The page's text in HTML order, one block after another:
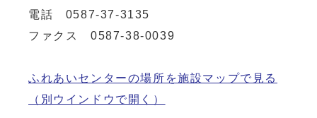
電話 0587-37-3135
ファクス 0587-38-0039
ふれあいセンターの場所を施設マップで見る
（別ウインドウで開く）